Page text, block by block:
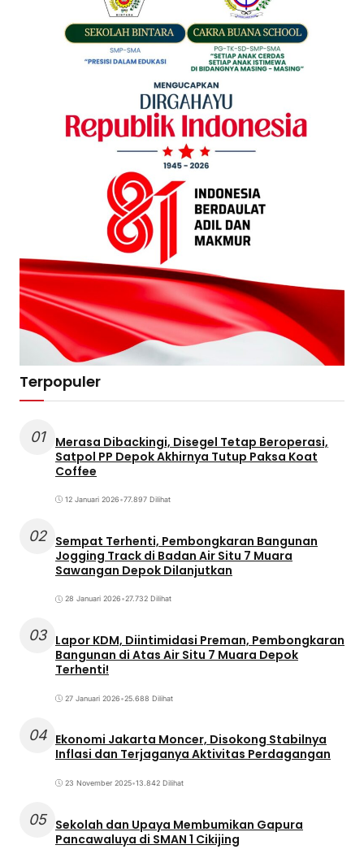
Terpopuler
01
Merasa Dibackingi, Disegel Tetap Beroperasi,
Satpol PP Depok Akhirnya Tutup Paksa Koat
Coffee
12 Januari 2026•77.897 Dilihat
02 Sempat Terhenti, Pembongkaran Bangunan
Jogging Track di Badan Air Situ 7 Muara
Sawangan Depok Dilanjutkan
28 Januari 2026•27.732 Dilihat
03 Lapor KDM, Diintimidasi Preman, Pembongkaran
Bangunan di Atas Air Situ 7 Muara Depok
Terhenti!
27 Januari 2026•25.688 Dilihat
04 Ekonomi Jakarta Moncer, Disokong Stabilnya
Inflasi dan Terjaganya Aktivitas Perdagangan
23 November 2025•13.842 Dilihat
05 Sekolah dan Upaya Membumikan Gapura
Pancawaluya di SMAN 1 Cikijing